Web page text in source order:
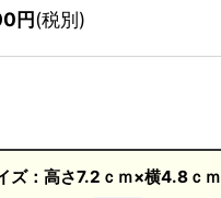
円(税別)
ズ：高さ7.2ｃｍ×横4.8ｃｍ